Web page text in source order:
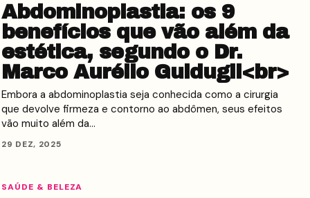
Abdominoplastia: os 9
benefícios que vão além da
estética, segundo o Dr.
Marco Aurélio Guidugli<br>
Embora a abdominoplastia seja conhecida como a cirurgia
que devolve firmeza e contorno ao abdômen, seus efeitos
vão muito além da…
29 DEZ, 2025
SAÚDE & BELEZA